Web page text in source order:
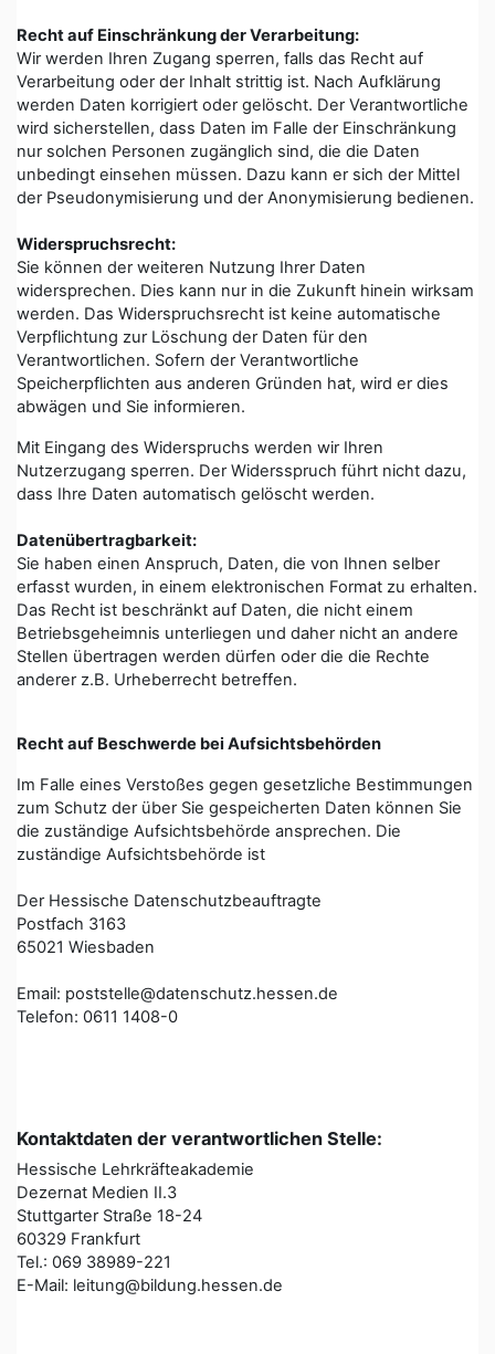
Recht auf Einschränkung der Verarbeitung:
Wir werden Ihren Zugang sperren, falls das Recht auf
Verarbeitung oder der Inhalt strittig ist. Nach Aufklärung
werden Daten korrigiert oder gelöscht. Der Verantwortliche
wird sicherstellen, dass Daten im Falle der Einschränkung
nur solchen Personen zugänglich sind, die die Daten
unbedingt einsehen müssen. Dazu kann er sich der Mittel
der Pseudonymisierung und der Anonymisierung bedienen.
Widerspruchsrecht:
Sie können der weiteren Nutzung Ihrer Daten
widersprechen. Dies kann nur in die Zukunft hinein wirksam
werden. Das Widerspruchsrecht ist keine automatische
Verpflichtung zur Löschung der Daten für den
Verantwortlichen. Sofern der Verantwortliche
Speicherpflichten aus anderen Gründen hat, wird er dies
abwägen und Sie informieren.
Mit Eingang des Widerspruchs werden wir Ihren
Nutzerzugang sperren. Der Widersspruch führt nicht dazu,
dass Ihre Daten automatisch gelöscht werden.
Datenübertragbarkeit:
Sie haben einen Anspruch, Daten, die von Ihnen selber
erfasst wurden, in einem elektronischen Format zu erhalten.
Das Recht ist beschränkt auf Daten, die nicht einem
Betriebsgeheimnis unterliegen und daher nicht an andere
Stellen übertragen werden dürfen oder die die Rechte
anderer z.B. Urheberrecht betreffen.
Recht auf Beschwerde bei Aufsichtsbehörden
Im Falle eines Verstoßes gegen gesetzliche Bestimmungen
zum Schutz der über Sie gespeicherten Daten können Sie
die zuständige Aufsichtsbehörde ansprechen. Die
zuständige Aufsichtsbehörde ist
Der Hessische Datenschutzbeauftragte
Postfach 3163
65021 Wiesbaden
Email: poststelle@datenschutz.hessen.de
Telefon: 0611 1408-0
Kontaktdaten der verantwortlichen Stelle:
Hessische Lehrkräfteakademie
Dezernat Medien II.3
Stuttgarter Straße 18-24
60329 Frankfurt
Tel.: 069 38989-221
E-Mail: leitung@bildung.hessen.de